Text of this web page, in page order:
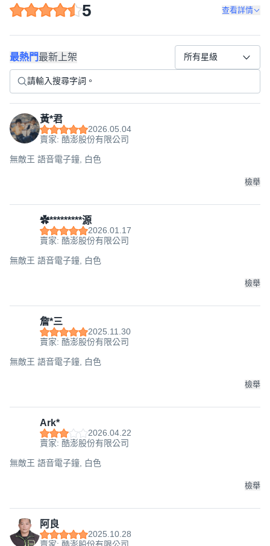
5 查看詳情
最熱門最新上架 所有星級
黃*君
2026.05.04
賣家: 酷澎股份有限公司
無敵王 語音電子鐘, 白色
檢舉
✿*********源
2026.01.17
賣家: 酷澎股份有限公司
無敵王 語音電子鐘, 白色
檢舉
詹*三
2025.11.30
賣家: 酷澎股份有限公司
無敵王 語音電子鐘, 白色
檢舉
Ark*
2026.04.22
賣家: 酷澎股份有限公司
無敵王 語音電子鐘, 白色
檢舉
阿良
2025.10.28
賣家: 酷澎股份有限公司